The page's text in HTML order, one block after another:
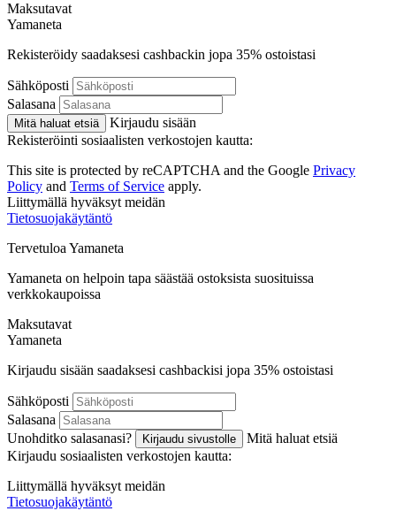
Maksutavat
Yamaneta
Rekisteröidy saadaksesi cashbackin jopa 35% ostoistasi
Sähköposti
Salasana
Mitä haluat etsiä
Kirjaudu sisään
Rekisteröinti sosiaalisten verkostojen kautta:
This site is protected by reCAPTCHA and the Google Privacy
Policy and Terms of Service apply.
Liittymällä hyväksyt meidän
Tietosuojakäytäntö
Tervetuloa Yamaneta
Yamaneta on helpoin tapa säästää ostoksista suosituissa
verkkokaupoissa
Maksutavat
Yamaneta
Kirjaudu sisään saadaksesi cashbackisi jopa 35% ostoistasi
Sähköposti
Salasana
Unohditko salasanasi?
Kirjaudu sivustolle
Mitä haluat etsiä
Kirjaudu sosiaalisten verkostojen kautta:
Liittymällä hyväksyt meidän
Tietosuojakäytäntö